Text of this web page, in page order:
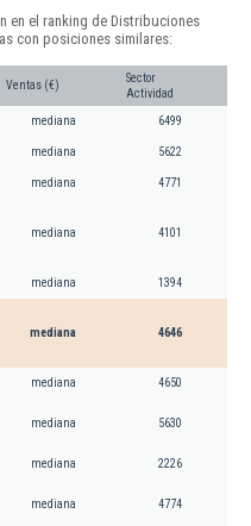
en el ranking de Distribuciones
con posiciones similares:
Ventas (€)
Sector
Actividad
mediana 6499
mediana 5622
mediana 4771
mediana 4101
mediana 1394
mediana 4646
mediana 4650
mediana 5630
mediana 2226
mediana 4774